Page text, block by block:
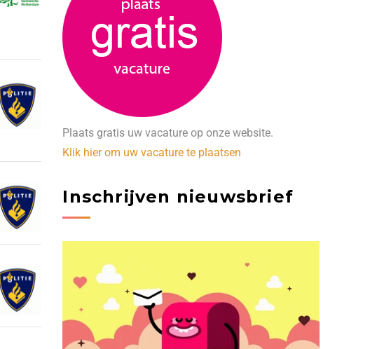
Plaats gratis uw vacature op onze website.
Klik hier om uw vacature te plaatsen
Inschrijven nieuwsbrief